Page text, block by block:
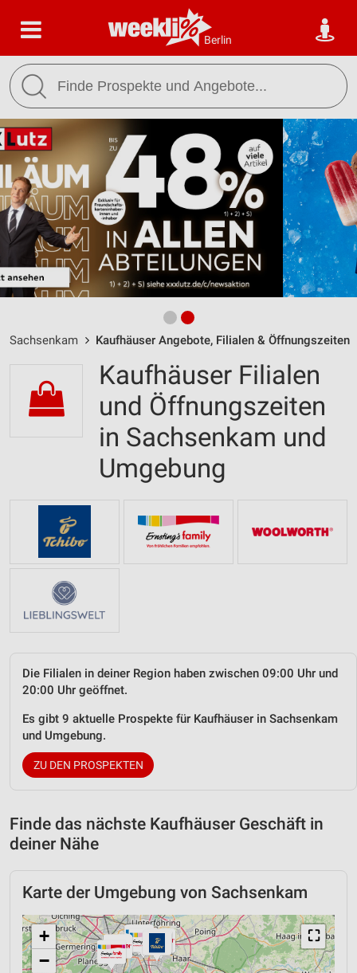
Berlin
Sachsenkam Kaufhäuser Angebote, Filialen & Öffnungszeiten
Kaufhäuser Filialen
und Öffnungszeiten
in Sachsenkam und
Umgebung
Die Filialen in deiner Region haben zwischen 09:00 Uhr und
20:00 Uhr geöffnet.
Es gibt 9 aktuelle Prospekte für Kaufhäuser in Sachsenkam
und Umgebung.
ZU DEN PROSPEKTEN
Finde das nächste Kaufhäuser Geschäft in
deiner Nähe
Karte der Umgebung von Sachsenkam
⛶
+
−